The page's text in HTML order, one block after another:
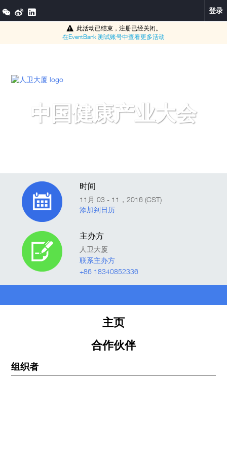
登录
此活动已结束，注册已经关闭。
在EventBank 测试账号中查看更多活动
中国健康产业大会
时间
11月 03 - 11，2016 (CST)
添加到日历
主办方
人卫大厦
联系主办方
+86 18340852336
主页
合作伙伴
组织者